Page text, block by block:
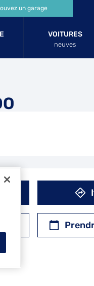
VOITURES
neuves
un garage